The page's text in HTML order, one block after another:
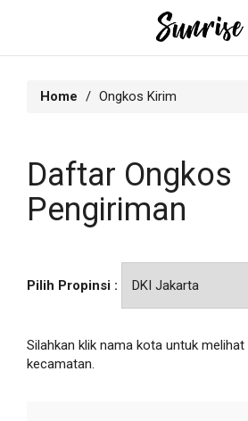
Home Ongkos Kirim
Daftar Ongkos
Pengiriman
Pilih Propinsi :
Silahkan klik nama kota untuk
kecamatan.